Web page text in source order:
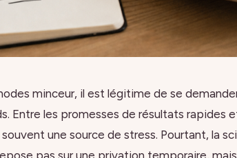
minceur, il est légitime de se
Entre les promesses de résultats rapides
une source de stress. Pourtant, la
pas sur une privation temporaire,